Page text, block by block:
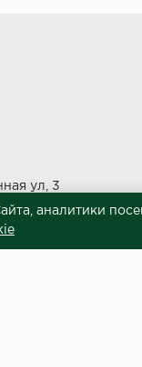
ул, 3
аналитики